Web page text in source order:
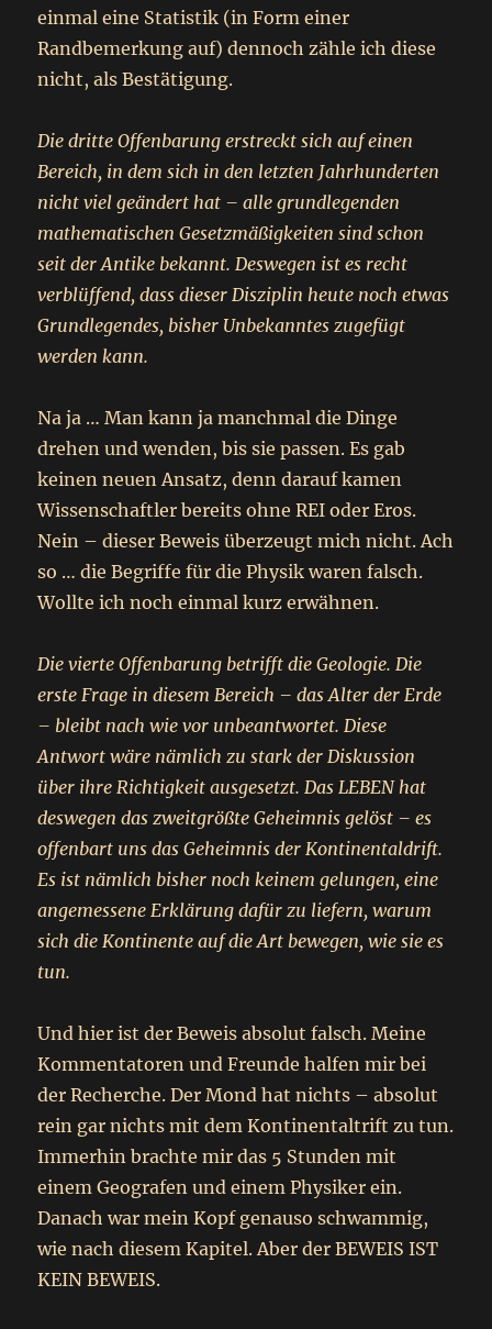
einmal eine Statistik (in Form einer
Randbemerkung auf) dennoch zähle ich diese
nicht, als Bestätigung.
Die dritte Offenbarung erstreckt sich auf einen
Bereich, in dem sich in den letzten Jahrhunderten
nicht viel geändert hat – alle grundlegenden
mathematischen Gesetzmäßigkeiten sind schon
seit der Antike bekannt. Deswegen ist es recht
verblüffend, dass dieser Disziplin heute noch etwas
Grundlegendes, bisher Unbekanntes zugefügt
werden kann.
Na ja … Man kann ja manchmal die Dinge
drehen und wenden, bis sie passen. Es gab
keinen neuen Ansatz, denn darauf kamen
Wissenschaftler bereits ohne REI oder Eros.
Nein – dieser Beweis überzeugt mich nicht. Ach
so … die Begriffe für die Physik waren falsch.
Wollte ich noch einmal kurz erwähnen.
Die vierte Offenbarung betrifft die Geologie. Die
erste Frage in diesem Bereich – das Alter der Erde
– bleibt nach wie vor unbeantwortet. Diese
Antwort wäre nämlich zu stark der Diskussion
über ihre Richtigkeit ausgesetzt. Das LEBEN hat
deswegen das zweitgrößte Geheimnis gelöst – es
offenbart uns das Geheimnis der Kontinentaldrift.
Es ist nämlich bisher noch keinem gelungen, eine
angemessene Erklärung dafür zu liefern, warum
sich die Kontinente auf die Art bewegen, wie sie es
tun.
Und hier ist der Beweis absolut falsch. Meine
Kommentatoren und Freunde halfen mir bei
der Recherche. Der Mond hat nichts – absolut
rein gar nichts mit dem Kontinentaltrift zu tun.
Immerhin brachte mir das 5 Stunden mit
einem Geografen und einem Physiker ein.
Danach war mein Kopf genauso schwammig,
wie nach diesem Kapitel. Aber der BEWEIS IST
KEIN BEWEIS.